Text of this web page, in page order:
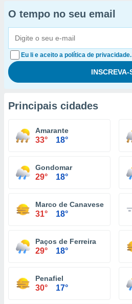
O tempo no seu email
Eu li e aceito a política de privacidade.
Principais cidades
Amarante
33° 18°
Gondomar
29° 18°
Marco de Canaveses
31° 18°
Paços de Ferreira
29° 18°
Penafiel
30° 17°